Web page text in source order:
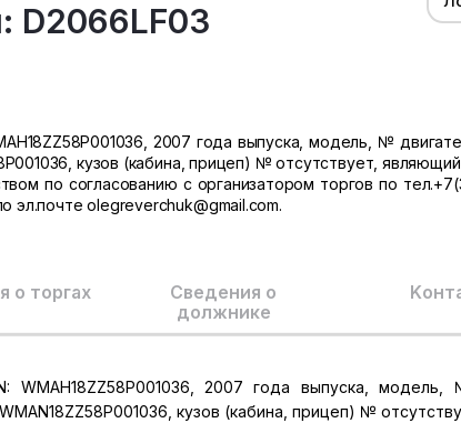
D2066LF03
2007 года выпуска, модель, №
кузов (кабина, прицеп) № отсутствует,
по согласованию с организатором торгов по
эл.почте olegreverchuk@gmail.com.
о торгах
Сведения о
должнике
WMAH18ZZ58P001036, 2007 года выпуска,
кузов (кабина, прицеп) №